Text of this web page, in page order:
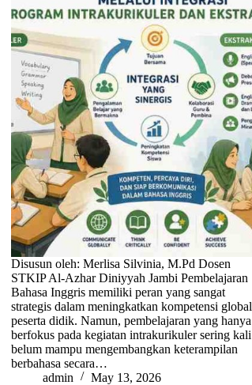
Disusun oleh: Merlisa Silvinia, M.Pd Dosen
STKIP Al-Azhar Diniyyah Jambi Pembelajaran
Bahasa Inggris memiliki peran yang sangat
strategis dalam meningkatkan kompetensi global
peserta didik. Namun, pembelajaran yang hanya
berfokus pada kegiatan intrakurikuler sering kali
belum mampu mengembangkan keterampilan
berbahasa secara…
admin
May 13, 2026